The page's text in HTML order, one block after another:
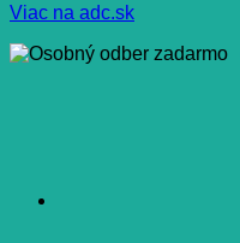
Viac na adc.sk